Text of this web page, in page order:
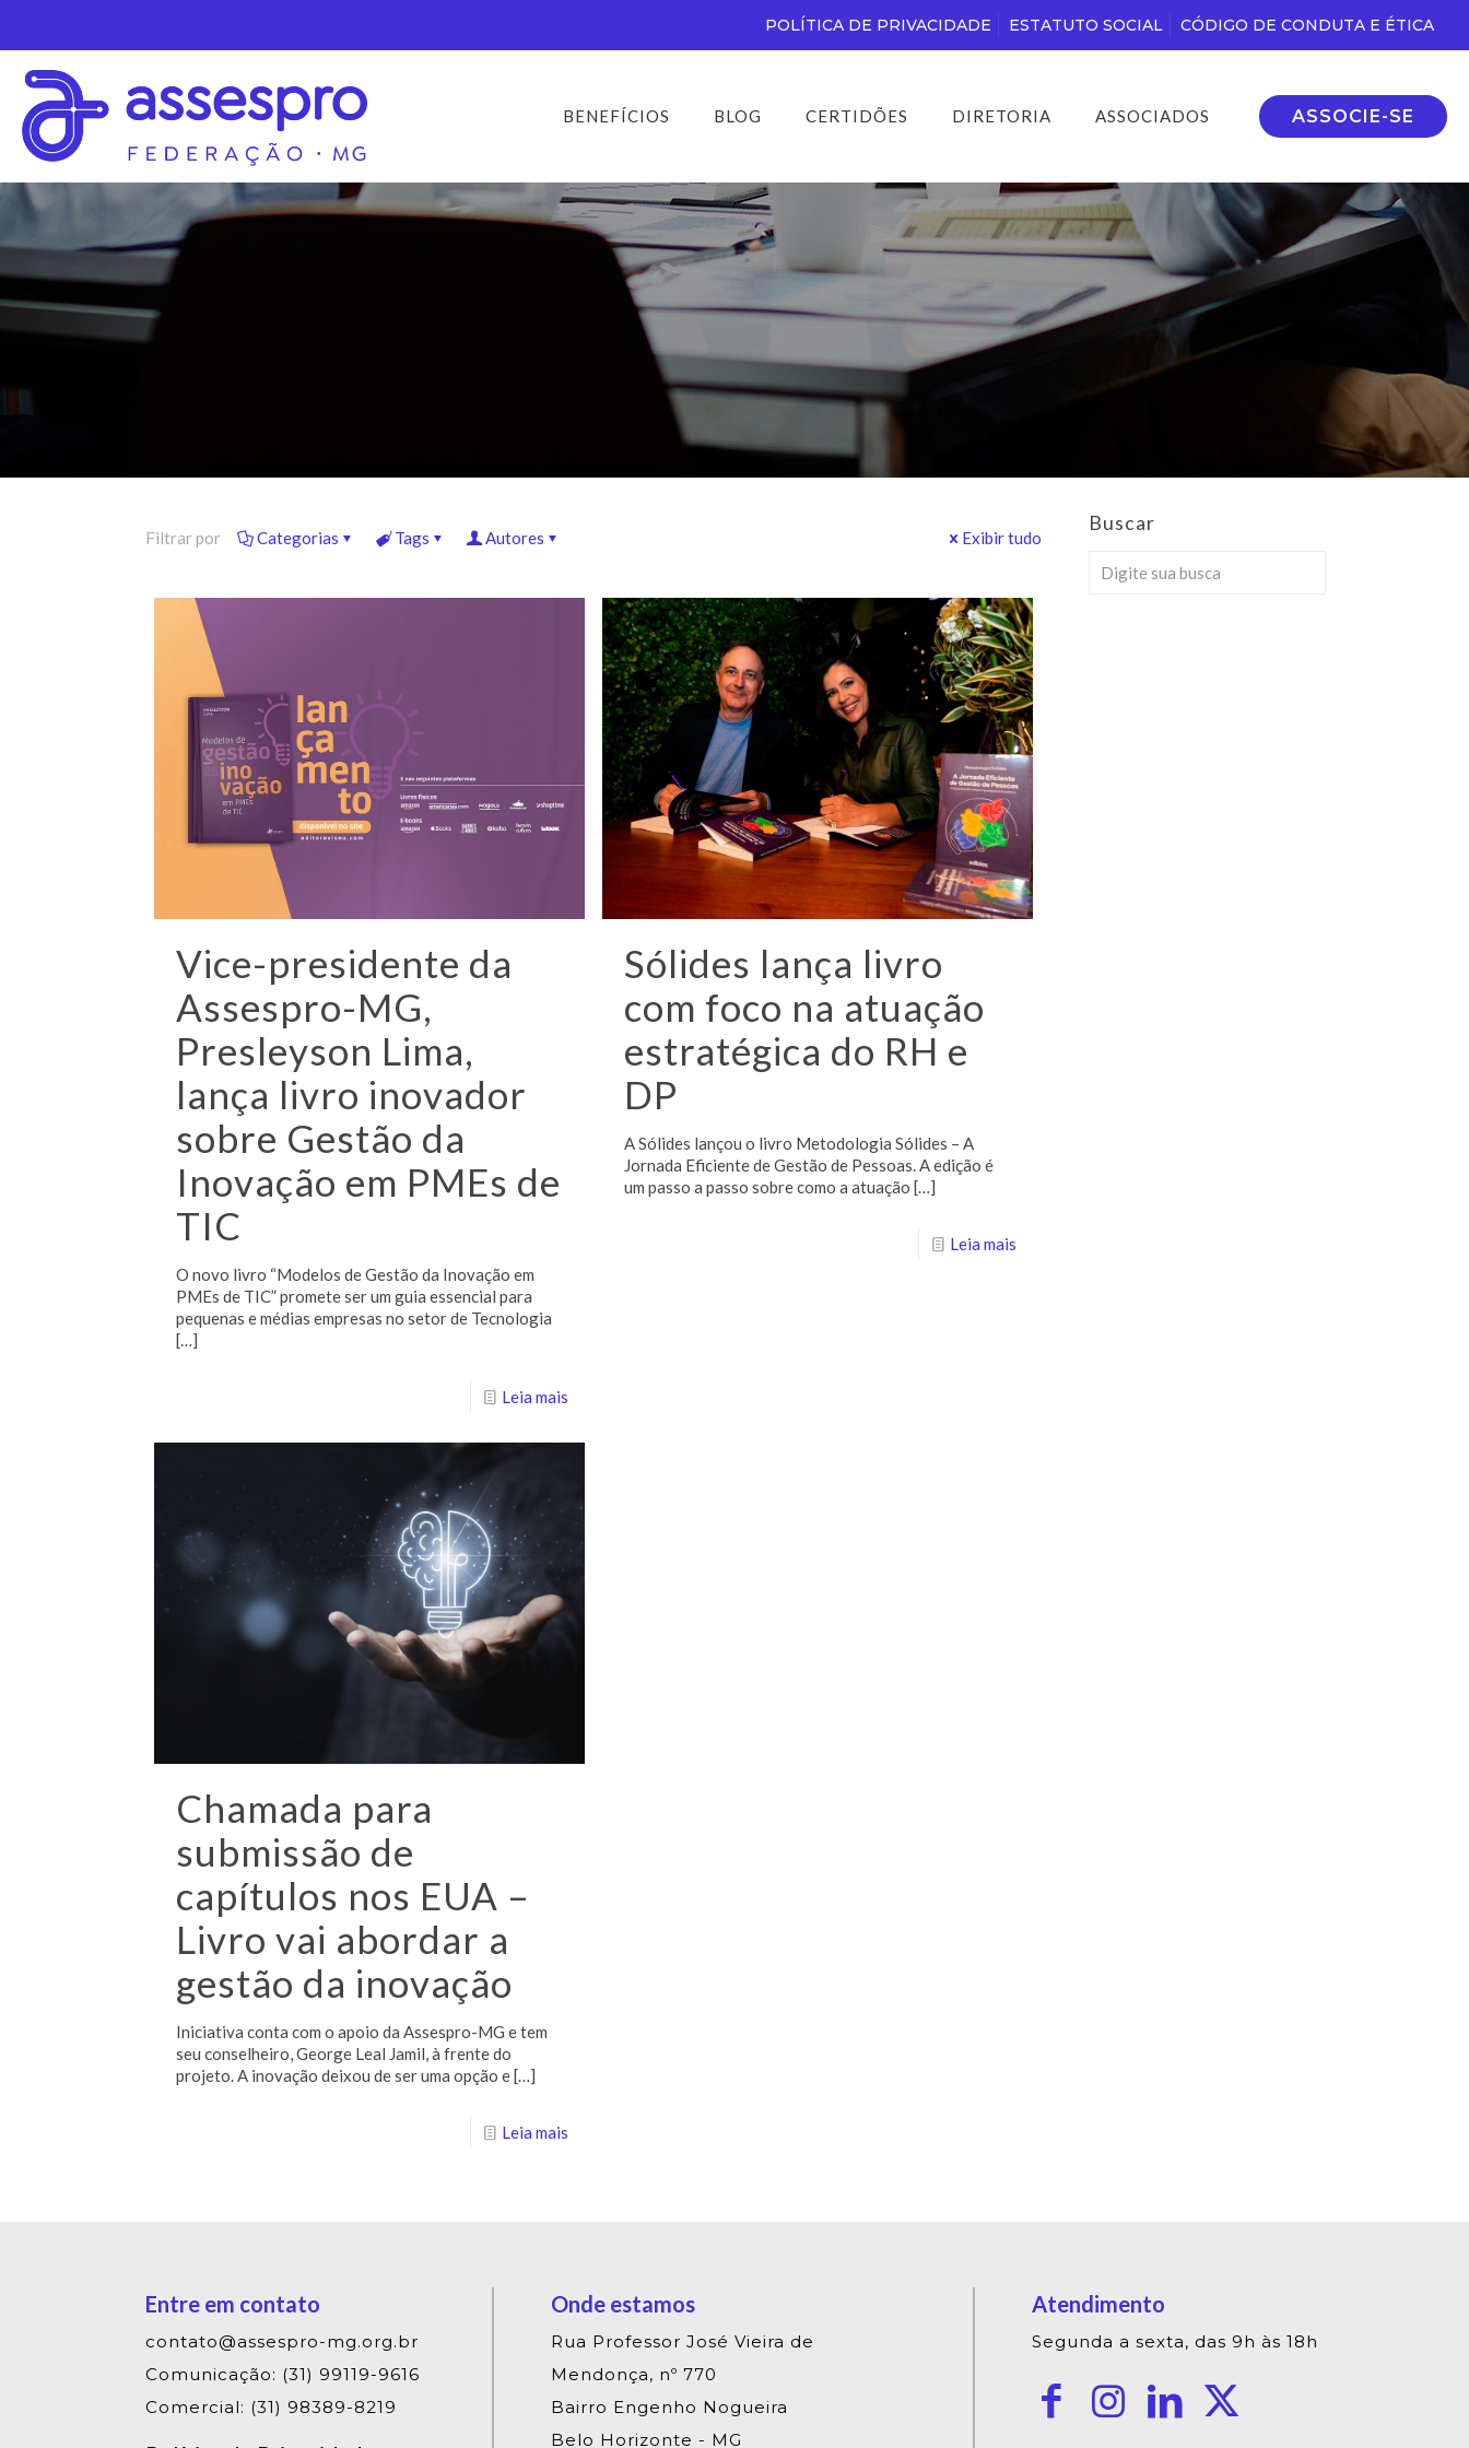
POLÍTICA DE PRIVACIDADE ESTATUTO SOCIAL CÓDIGO DE CONDUTA E ÉTICA
BENEFÍCIOS BLOG CERTIDÕES DIRETORIA ASSOCIADOS ASSOCIE-SE
Filtrar por Categorias Tags Autores Exibir tudo
Vice-presidente da
Assespro-MG,
Presleyson Lima,
lança livro inovador
sobre Gestão da
Inovação em PMEs de
TIC
O novo livro “Modelos de Gestão da Inovação em
PMEs de TIC” promete ser um guia essencial para
pequenas e médias empresas no setor de Tecnologia
[…]
Leia mais
Sólides lança livro
com foco na atuação
estratégica do RH e
DP
A Sólides lançou o livro Metodologia Sólides – A
Jornada Eficiente de Gestão de Pessoas. A edição é
um passo a passo sobre como a atuação […]
Leia mais
Chamada para
submissão de
capítulos nos EUA –
Livro vai abordar a
gestão da inovação
Iniciativa conta com o apoio da Assespro-MG e tem
seu conselheiro, George Leal Jamil, à frente do
projeto. A inovação deixou de ser uma opção e[…]
Leia mais
Buscar
Entre em contato
contato@assespro-mg.org.br
Comunicação: (31) 99119-9616
Comercial: (31) 98389-8219
Onde estamos
Rua Professor José Vieira de
Mendonça, nº 770
Bairro Engenho Nogueira
Belo Horizonte - MG
Atendimento
Segunda a sexta, das 9h às 18h